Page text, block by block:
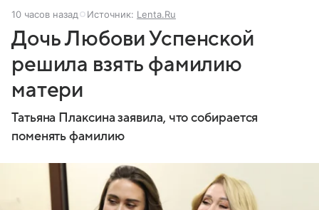
10 часов назад Источник: Lenta.Ru
Дочь Любови Успенской
решила взять фамилию
матери
Татьяна Плаксина заявила, что собирается
поменять фамилию